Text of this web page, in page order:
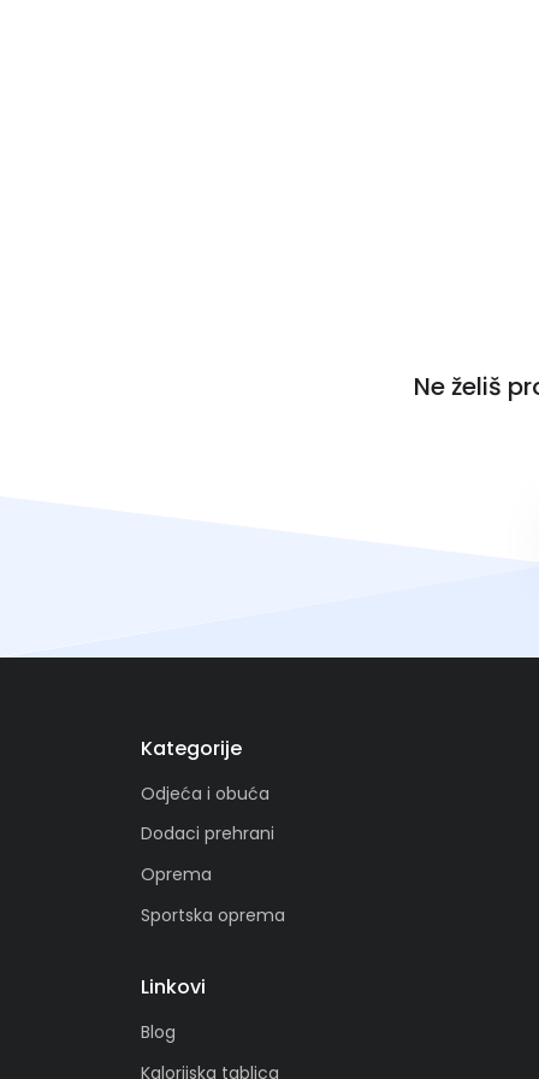
Ne želiš
Kategorije
Odjeća i obuća
Dodaci prehrani
Oprema
Sportska oprema
Linkovi
Blog
Kalorijska tablica